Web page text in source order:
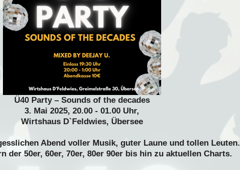
Ü40 Party – Sounds of the decades
3. Mai 2025, 20.00 - 01.00 Uhr,
Wirtshaus D`Feldwies, Übersee
Abend voller Musik, guter Laune und tollen Leuten.
der 50er, 60er, 70er, 80er 90er bis hin zu aktuellen Charts.